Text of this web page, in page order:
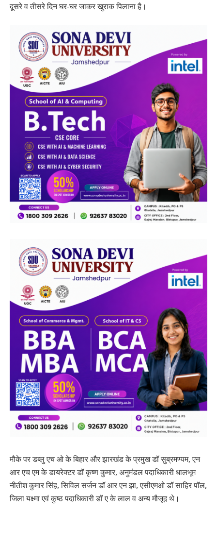
दूसरे व तीसरे दिन घर-घर जाकर खुराक पिलाना है।
मौके पर डब्लु एच ओ के बिहार और झारखंड के प्रमुख डॉ सुब्रमण्यम, एन
आर एच एम के डायरेक्टर डॉ कृष्ण कुमार, अनुमंडल पदाधिकारी धालभूम
नीतीश कुमार सिंह, सिविल सर्जन डॉ आर एन झा, एसीएमओ डॉ साहिर पॉल,
जिला यक्ष्मा एवं कुष्ठ पदाधिकारी डॉ ए के लाल व अन्य मौजूद थे।